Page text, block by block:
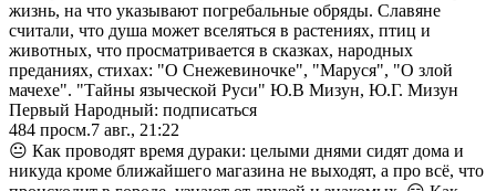
жизнь, на что указывают погребальные обряды. Славяне
считали, что душа может вселяться в растениях, птиц и
животных, что просматривается в сказках, народных
преданиях, стихах: "О Снежевиночке", "Маруся", "О злой
мачехе". "Тайны языческой Руси" Ю.В Мизун, Ю.Г. Мизун
Первый Народный: подписаться
484 просм.7 авг., 21:22
😐 Как проводят время дураки: целыми днями сидят дома и
никуда кроме ближайшего магазина не выходят, а про всё, что